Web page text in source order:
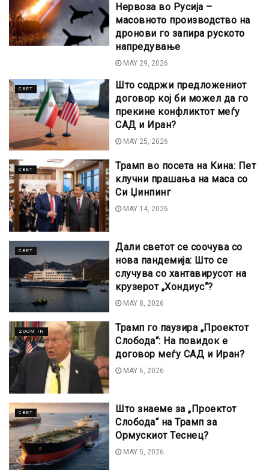
Нервоза во Русија –
масовното производство на
дронови го запира руското
напредување
MAY 29, 2026
СВЕТ
Што содржи предложениот
договор кој би можел да го
прекине конфликтот меѓу
САД и Иран?
MAY 25, 2026
СВЕТ
Трамп во посета на Кина: Пет
клучни прашања на маса со
Си Џинпинг
MAY 14, 2026
СВЕТ
Дали светот се соочува со
нова пандемија: Што се
случува со хантавирусот на
крузерот „Хондиус“?
MAY 8, 2026
ZOOM IN
Трамп го паузира „Проектот
Слобода“: На повидок е
договор меѓу САД и Иран?
MAY 6, 2026
СВЕТ
Што знаеме за „Проектот
Слобода“ на Трамп за
Ормускиот Теснец?
MAY 5, 2026